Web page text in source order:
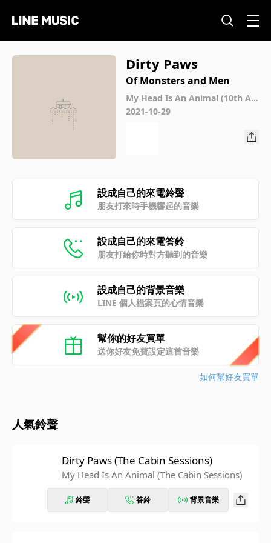
Dirty Paws
Of Monsters and Men
My Head Is An Animal (10th An
niversary Edition)
2021-10-29
設成自己的來電鈴聲
朋友打來時手機響起的音樂
設成自己的來電答鈴
朋友打給你時對方聽到的音樂
設成自己的背景音樂
LINE 個人檔案頁的心情音樂
幫你的好友買單
送你好友免費設定這首音樂
如何幫好友買單
人氣鈴聲
Dirty Paws (The Cabin Sessions)
My Head Is An Animal (The Cabin Sessions)
鈴聲 答鈴 背景音樂